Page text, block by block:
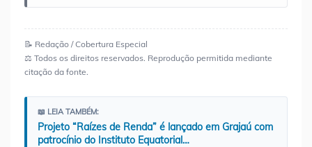
📝 Redação / Cobertura Especial
⚖️ Todos os direitos reservados. Reprodução permitida mediante
citação da fonte.
📖 LEIA TAMBÉM:
Projeto “Raízes de Renda” é lançado em Grajaú com
patrocínio do Instituto Equatorial…